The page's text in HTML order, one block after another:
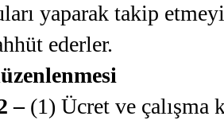
yaparak takip
ederler.
–(1) Ücret ve çalışma